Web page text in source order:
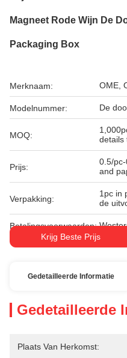
Magneet Rode Wijn De
Packaging Box
Merknaam: OME,
Modelnummer: De
MOQ:
details
Prijs:
0.5/
and
Verpakking:
1pc in
de
Betalingsvoorwaarden:
Krijg Beste Prijs
Gedetailleerde Informatie
Gedetailleerde
Plaats Van Herkomst: